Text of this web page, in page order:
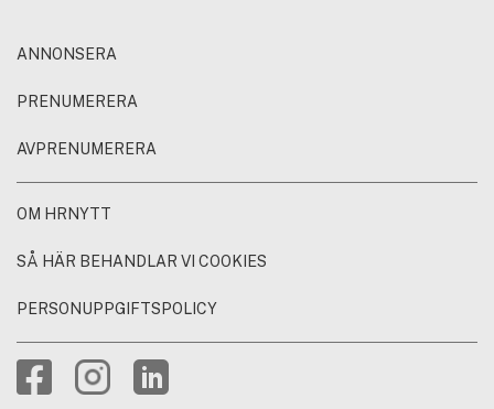
ANNONSERA
PRENUMERERA
AVPRENUMERERA
OM HRNYTT
SÅ HÄR BEHANDLAR VI COOKIES
PERSONUPPGIFTSPOLICY